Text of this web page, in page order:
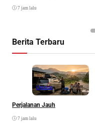
7 jam lalu
Berita Terbaru
Opinion
Perjalanan Jauh
7 jam lalu